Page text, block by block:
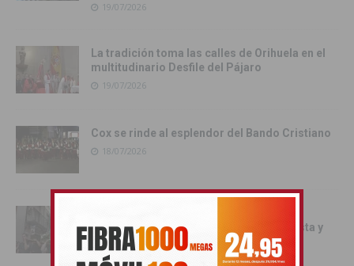
19/07/2026
La tradición toma las calles de Orihuela en el
multitudinario Desfile del Pájaro
19/07/2026
Cox se rinde al esplendor del Bando Cristiano
18/07/2026
Fiestas con el traslado de las Santas Justa y
Rufina
18/07/2026